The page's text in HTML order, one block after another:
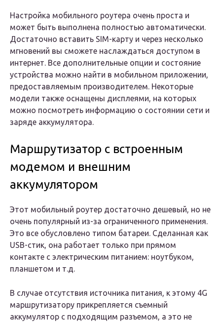
Настройка мобильного роутера очень проста и
может быть выполнена полностью автоматически.
Достаточно вставить SIM-карту и через несколько
мгновений вы сможете наслаждаться доступом в
интернет. Все дополнительные опции и состояние
устройства можно найти в мобильном приложении,
предоставляемым производителем. Некоторые
модели также оснащены дисплеями, на которых
можно посмотреть информацию о состоянии сети и
заряде аккумулятора.
Маршрутизатор с встроенным
модемом и внешним
аккумулятором
Этот мобильный роутер достаточно дешевый, но не
очень популярный из-за ограниченного применения.
Это все обусловлено типом батареи. Сделанная как
USB-стик, она работает только при прямом
контакте с электрическим питанием: ноутбуком,
планшетом и т.д.
В случае отсутствия источника питания, к этому 4G
маршрутизатору прикрепляется съемный
аккумулятор с подходящим разъемом, а это не